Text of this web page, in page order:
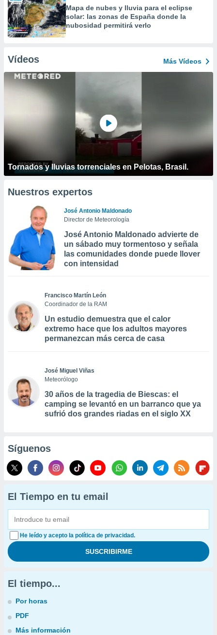
Mapa de nubes y lluvia para el eclipse
solar: las zonas de España donde la
nubosidad permitirá verlo
Vídeos Más Vídeos
Tornados y lluvias torrenciales en Pelotas, Brasil.
Nuestros expertos
José Antonio Maldonado
Director de Meteorología
José Antonio Maldonado advierte de
un sábado muy tormentoso y señala
las comunidades donde puede llover
con intensidad
Francisco Martín León
Coordinador de la RAM
Un estudio demuestra que el calor
extremo hace que los adultos mayores
permanezcan más cerca de casa
José Miguel Viñas
Meteorólogo
30 años de la tragedia de Biescas: el
camping se levantó en un barranco que ya
sufrió dos grandes riadas en el siglo XX
Síguenos
El Tiempo en tu email
He leído y acepto la política de privacidad.
El tiempo...
Por horas
PDF
Más información